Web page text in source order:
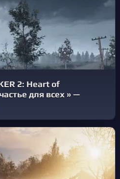
2: Heart of
для всех » —